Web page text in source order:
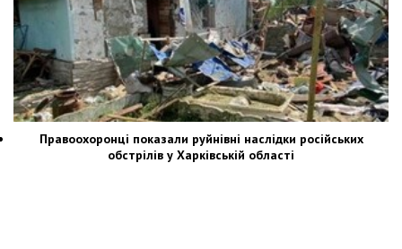
Правоохоронці показали руйнівні наслідки російських
обстрілів у Харківській області